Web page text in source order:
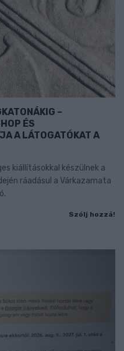
–
ÉS
A LÁTOGATÓKAT A
kiállításokkal készülnek a
ráadásul a Várkazamata
Szólj hozzá!